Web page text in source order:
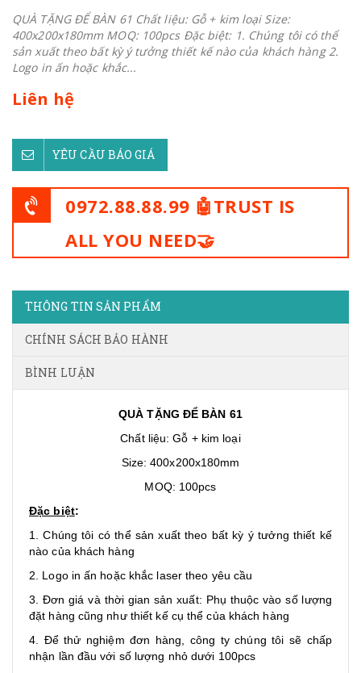
QUÀ TẶNG ĐỂ BÀN 61 Chất liệu: Gỗ + kim loại Size:
400x200x180mm MOQ: 100pcs Đặc biệt: 1. Chúng tôi có thể
sản xuất theo bất kỳ ý tưởng thiết kế nào của khách hàng 2.
Logo in ấn hoặc khắc...
Liên hệ
YÊU CẦU BÁO GIÁ
0972.88.88.99 🤖TRUST IS
ALL YOU NEED🤝
THÔNG TIN SẢN PHẨM
CHÍNH SÁCH BẢO HÀNH
BÌNH LUẬN
QUÀ TẶNG ĐỂ BÀN 61
Chất liệu: Gỗ + kim loại
Size: 400x200x180mm
MOQ: 100pcs
Đặc biệt:
1. Chúng tôi có thể sản xuất theo bất kỳ ý tưởng thiết kế
nào của khách hàng
2. Logo in ấn hoặc khắc laser theo yêu cầu
3. Đơn giá và thời gian sản xuất: Phụ thuộc vào số lượng
đặt hàng cũng như thiết kế cụ thể của khách hàng
4. Để thử nghiệm đơn hàng, công ty chúng tôi sẽ chấp
nhận lần đầu với số lượng nhỏ dưới 100pcs